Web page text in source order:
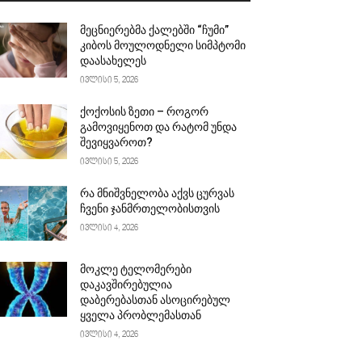
მეცნიერებმა ქალებში “ჩუმი”
კიბოს მოულოდნელი სიმპტომი
დაასახელეს
ივლისი 5, 2026
ქოქოსის ზეთი – როგორ
გამოვიყენოთ და რატომ უნდა
შევიყვაროთ?
ივლისი 5, 2026
რა მნიშვნელობა აქვს ცურვას
ჩვენი ჯანმრთელობისთვის
ივლისი 4, 2026
მოკლე ტელომერები
დაკავშირებულია
დაბერებასთან ასოცირებულ
ყველა პრობლემასთან
ივლისი 4, 2026